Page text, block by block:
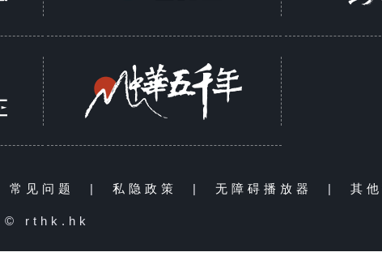
常见问题 | 私隐政策 | 无障碍播放器 | 其
© rthk.hk